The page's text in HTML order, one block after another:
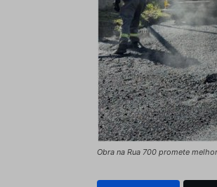
Obra na Rua 700 promete